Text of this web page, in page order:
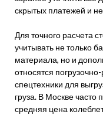
скрытых платежей и
Для точного расчета
учитывать не только
материала, но и
относятся
спецтехники для
груза. В Москве
средняя цена